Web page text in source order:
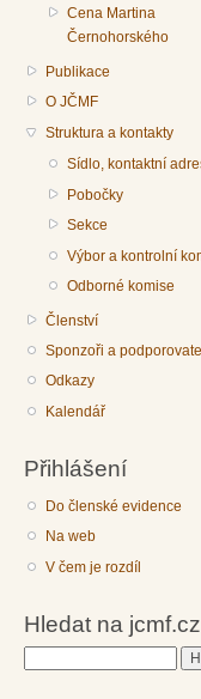
Cena Martina
Černohorského
Publikace
O JČMF
Struktura a kontakty
Sídlo, kontaktní
Pobočky
Sekce
Výbor a kontrolní
Odborné komise
Členství
Sponzoři a
Odkazy
Kalendář
Přihlášení
Do členské evidence
Na web
V čem je rozdíl
Hledat na jcmf.cz